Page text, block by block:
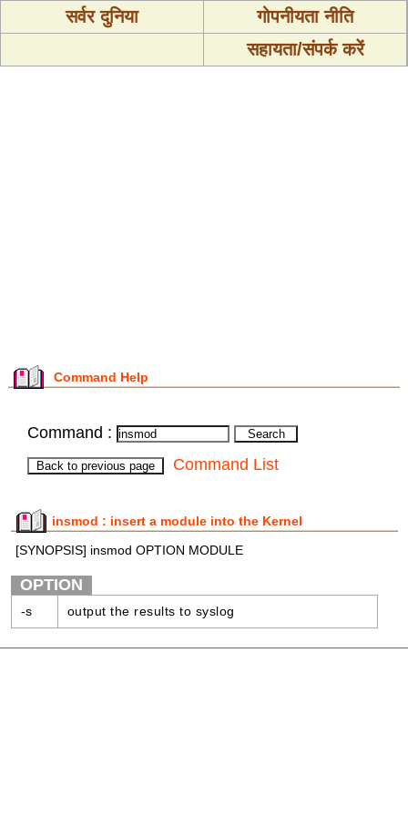
सर्वर दुनिया
गोपनीयता नीति
सहायता/संपर्क करें
Command Help
Command :
Command List
insmod : insert a module into the Kernel
[SYNOPSIS] insmod OPTION MODULE
OPTION
-s output the results to syslog